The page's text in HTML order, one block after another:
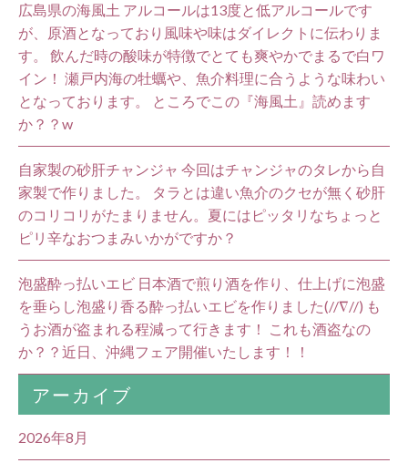
広島県の海風土 アルコールは13度と低アルコールです
が、原酒となっており風味や味はダイレクトに伝わりま
す。 飲んだ時の酸味が特徴でとても爽やかでまるで白ワ
イン！ 瀬戸内海の牡蠣や、魚介料理に合うような味わい
となっております。 ところでこの『海風土』読めます
か？？w
自家製の砂肝チャンジャ 今回はチャンジャのタレから自
家製で作りました。 タラとは違い魚介のクセが無く砂肝
のコリコリがたまりません。夏にはピッタリなちょっと
ピリ辛なおつまみいかがですか？
泡盛酔っ払いエビ 日本酒で煎り酒を作り、仕上げに泡盛
を垂らし泡盛り香る酔っ払いエビを作りました(//∇//) も
うお酒が盗まれる程減って行きます！ これも酒盗なの
か？？近日、沖縄フェア開催いたします！！
アーカイブ
2026年8月